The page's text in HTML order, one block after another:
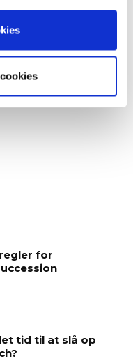
tid til at slå op
for
tid til at slå op